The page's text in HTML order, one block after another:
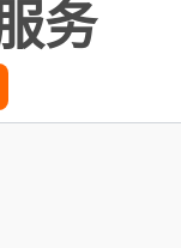
务